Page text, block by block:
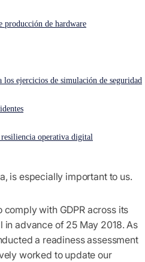
Obtenga ayuda ahora mismo
producción de hardware
los ejercicios de simulación de seguridad
resiliencia operativa digital
comercial mundial
to data
Regulation (GDPR) became
contains significant
protection of personal data
of our customers. Sophos is
as we are with all
As a provider of IT security
maintaining the trust of those
is especially important to us.
with GDPR across its
advance of 25 May 2018. As
a readiness assessment
worked to update our